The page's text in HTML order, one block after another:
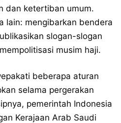
dan ketertiban umum.
lain: mengibarkan bendera
slogan-slogan
musim haji.
beberapa aturan
selama pergerakan
pemerintah Indonesia
Kerajaan Arab Saudi